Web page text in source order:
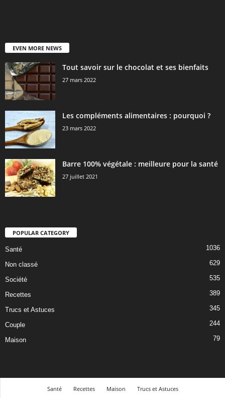
EVEN MORE NEWS
Tout savoir sur le chocolat et ses bienfaits
27 mars 2022
Les compléments alimentaires : pourquoi ?
23 mars 2022
Barre 100% végétale : meilleure pour la santé
27 juillet 2021
POPULAR CATEGORY
Santé 1036
Non classé 629
Société 535
Recettes 389
Trucs et Astuces 345
Couple 244
Maison 79
Santé Recettes Maison Trucs et Astuces